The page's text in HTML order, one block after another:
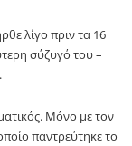
λίγο πριν τα 16
σύζυγό του –
Μόνο με τον
παντρεύτηκε το